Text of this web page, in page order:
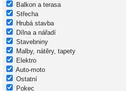
Balkon a terasa
Střecha
Hrubá stavba
Dílna a nářadí
Stavebniny
Malby, nátěry, tapety
Elektro
Auto-moto
Ostatní
Pokec